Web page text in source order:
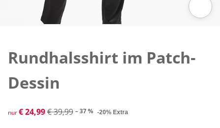
Rundhalsshirt im Patch-
Dessin
reduzierter Preis € 24,99, vorheriger Preis: € 39,99
nur€ 24,99€ 39,99 – 37 % -20% Extra